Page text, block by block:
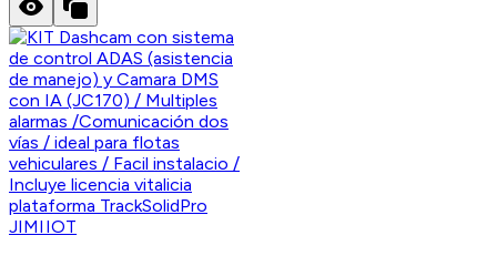
JIMIIOT